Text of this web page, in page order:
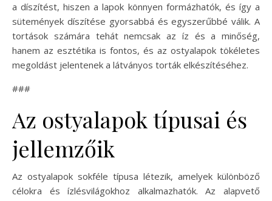
a díszítést, hiszen a lapok könnyen formázhatók, és így a
sütemények díszítése gyorsabbá és egyszerűbbé válik. A
tortások számára tehát nemcsak az íz és a minőség,
hanem az esztétika is fontos, és az ostyalapok tökéletes
megoldást jelentenek a látványos torták elkészítéséhez.
###
Az ostyalapok típusai és
jellemzőik
Az ostyalapok sokféle típusa létezik, amelyek különböző
célokra és ízlésvilágokhoz alkalmazhatók. Az alapvető